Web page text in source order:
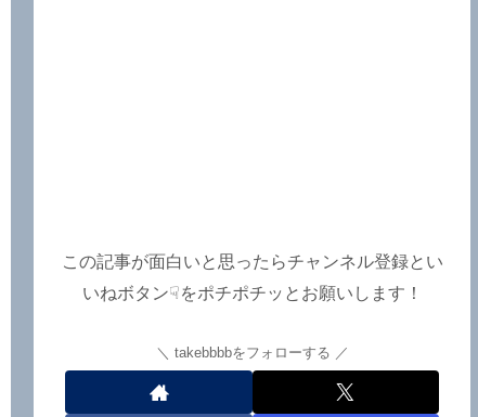
この記事が面白いと思ったらチャンネル登録とい
いねボタン☟をポチポチッとお願いします！
takebbbbをフォローする